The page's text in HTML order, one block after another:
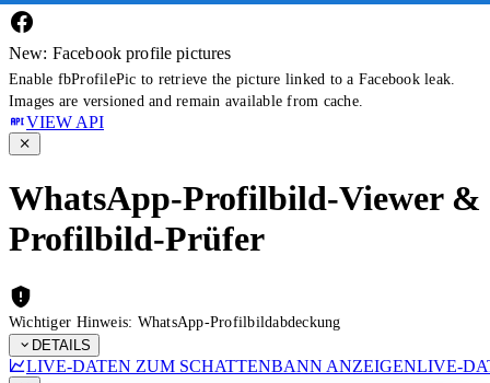
New: Facebook profile pictures
Enable fbProfilePic to retrieve the picture linked to a Facebook leak.
Images are versioned and remain available from cache.
VIEW API
WhatsApp-Profilbild-Viewer &
Profilbild-Prüfer
Wichtiger Hinweis: WhatsApp-Profilbildabdeckung
DETAILS
LIVE-DATEN ZUM SCHATTENBANN ANZEIGENLIVE-